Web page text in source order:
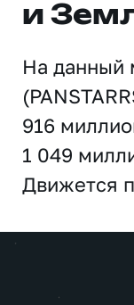
и
На данный
916
1 049
Движется